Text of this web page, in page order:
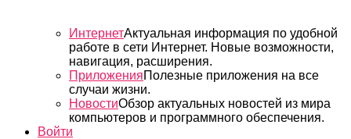
ИнтернетАктуальная информация по удобной
работе в сети Интернет. Новые возможности,
навигация, расширения.
ПриложенияПолезные приложения на все
случаи жизни.
НовостиОбзор актуальных новостей из мира
компьютеров и программного обеспечения.
Войти